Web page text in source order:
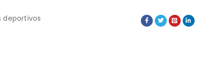
deportivos